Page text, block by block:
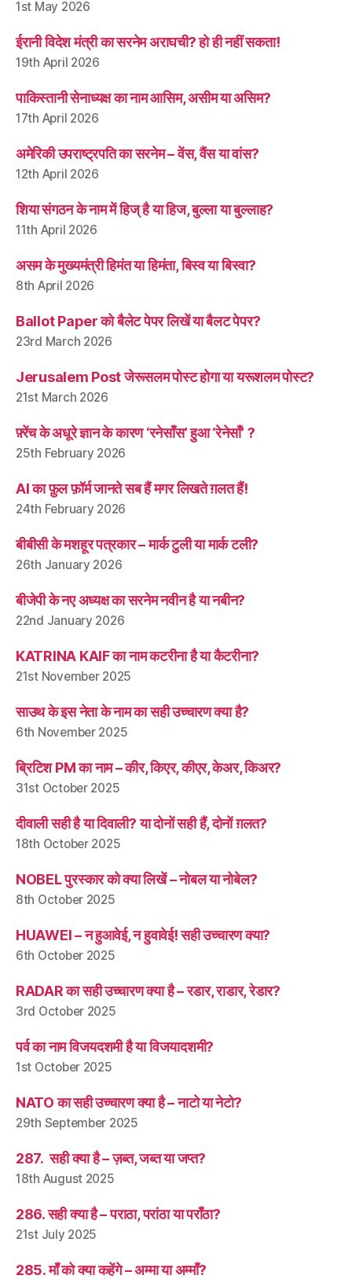
1st May 2026
ईरानी विदेश मंत्री का सरनेम अराघची? हो ही नहीं सकता!
19th April 2026
पाकिस्तानी सेनाध्यक्ष का नाम आसिम, असीम या असिम?
17th April 2026
अमेरिकी उपराष्ट्रपति का सरनेम – वेंस, वैंस या वांस?
12th April 2026
शिया संगठन के नाम में हिज् है या हिज, बुल्ला या बुल्लाह?
11th April 2026
असम के मुख्यमंत्री हिमंत या हिमंता, बिस्व या बिस्वा?
8th April 2026
Ballot Paper को बैलेट पेपर लिखें या बैलट पेपर?
23rd March 2026
Jerusalem Post जेरूसलम पोस्ट होगा या यरूशलम पोस्ट?
21st March 2026
फ़्रेंच के अधूरे ज्ञान के कारण ‘रनेसाँस’ हुआ ‘रेनेसाँ’ ?
25th February 2026
AI का फ़ुल फ़ॉर्म जानते सब हैं मगर लिखते ग़लत हैं!
24th February 2026
बीबीसी के मशहूर पत्रकार – मार्क टुली या मार्क टली?
26th January 2026
बीजेपी के नए अध्यक्ष का सरनेम नवीन है या नबीन?
22nd January 2026
KATRINA KAIF का नाम कटरीना है या कैटरीना?
21st November 2025
साउथ के इस नेता के नाम का सही उच्चारण क्या है?
6th November 2025
ब्रिटिश PM का नाम – कीर, किएर, कीएर, केअर, किअर?
31st October 2025
दीवाली सही है या दिवाली? या दोनों सही हैं, दोनों ग़लत?
18th October 2025
NOBEL पुरस्कार को क्या लिखें – नोबल या नोबेल?
8th October 2025
HUAWEI – न हुआवेई, न हुवावेई! सही उच्चारण क्या?
6th October 2025
RADAR का सही उच्चारण क्या है – रडार, राडार, रेडार?
3rd October 2025
पर्व का नाम विजयदशमी है या विजयादशमी?
1st October 2025
NATO का सही उच्चारण क्या है – नाटो या नेटो?
29th September 2025
287. सही क्या है – ज़ब्त, जब्त या जप्त?
18th August 2025
286. सही क्या है – पराठा, परांठा या पराँठा?
21st July 2025
285. माँ को क्या कहेंगे – अम्मा या अम्माँ?